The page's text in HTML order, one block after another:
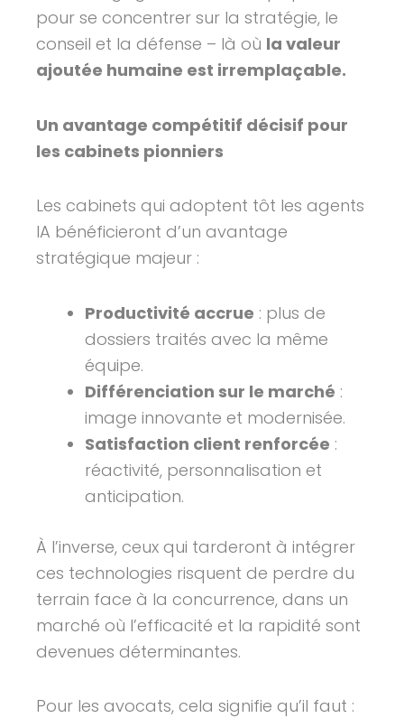
pour se concentrer sur la stratégie, le
conseil et la défense – là où la valeur
ajoutée humaine est irremplaçable.
Un avantage compétitif décisif pour
les cabinets pionniers
Les cabinets qui adoptent tôt les agents
IA bénéficieront d’un avantage
stratégique majeur :
Productivité accrue : plus de
dossiers traités avec la même
équipe.
Différenciation sur le marché :
image innovante et modernisée.
Satisfaction client renforcée :
réactivité, personnalisation et
anticipation.
À l’inverse, ceux qui tarderont à intégrer
ces technologies risquent de perdre du
terrain face à la concurrence, dans un
marché où l’efficacité et la rapidité sont
devenues déterminantes.
Pour les avocats, cela signifie qu’il faut :